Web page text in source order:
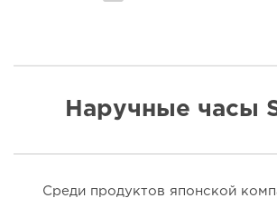
Наручные часы
Среди продуктов японской